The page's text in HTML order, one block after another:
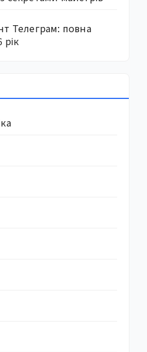
Телеграм: повна
рік